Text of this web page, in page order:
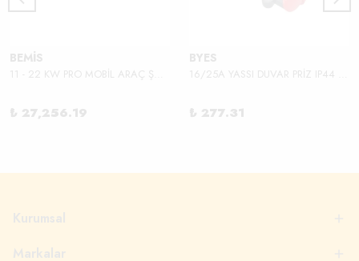
BEMİS
₺ 27,256.19
BYES
₺ 277.31